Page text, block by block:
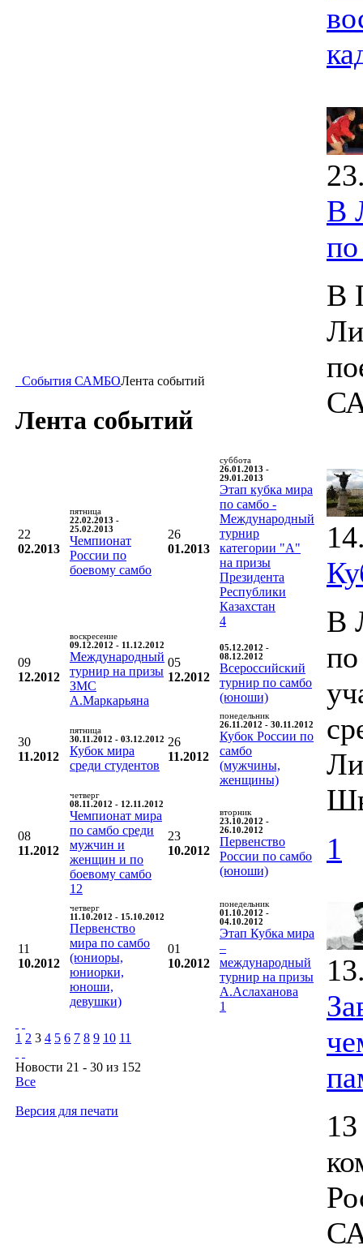
События САМБОЛента событий
Лента событий
22
02.2013
пятница
22.02.2013 -
25.02.2013
Чемпионат
России по
боевому самбо
26
01.2013
суббота
26.01.2013 -
29.01.2013
Этап кубка мира
по самбо -
Международный
турнир
категории "А"
на призы
Президента
Республики
Казахстан
4
09
12.2012
воскресение
09.12.2012 - 11.12.2012
Международный
турнир на призы
ЗМС
А.Маркарьяна
05
12.2012
05.12.2012 -
08.12.2012
Всероссийский
турнир по самбо
(юноши)
30
11.2012
пятница
30.11.2012 - 03.12.2012
Кубок мира
среди студентов
26
11.2012
понедельник
26.11.2012 - 30.11.2012
Кубок России по
самбо
(мужчины,
женщины)
08
11.2012
четверг
08.11.2012 - 12.11.2012
Чемпионат мира
по самбо среди
мужчин и
женщин и по
боевому самбо
12
23
10.2012
вторник
23.10.2012 -
26.10.2012
Первенство
России по самбо
(юноши)
11
10.2012
четверг
11.10.2012 - 15.10.2012
Первенство
мира по самбо
(юниоры,
юниорки,
юноши,
девушки)
01
10.2012
понедельник
01.10.2012 -
04.10.2012
Этап Кубка мира
–
международный
турнир на призы
А.Аслаханова
1
1 2 3 4 5 6 7 8 9 10 11
Новости 21 - 30 из 152
Все
Версия для печати
В
В
В
1